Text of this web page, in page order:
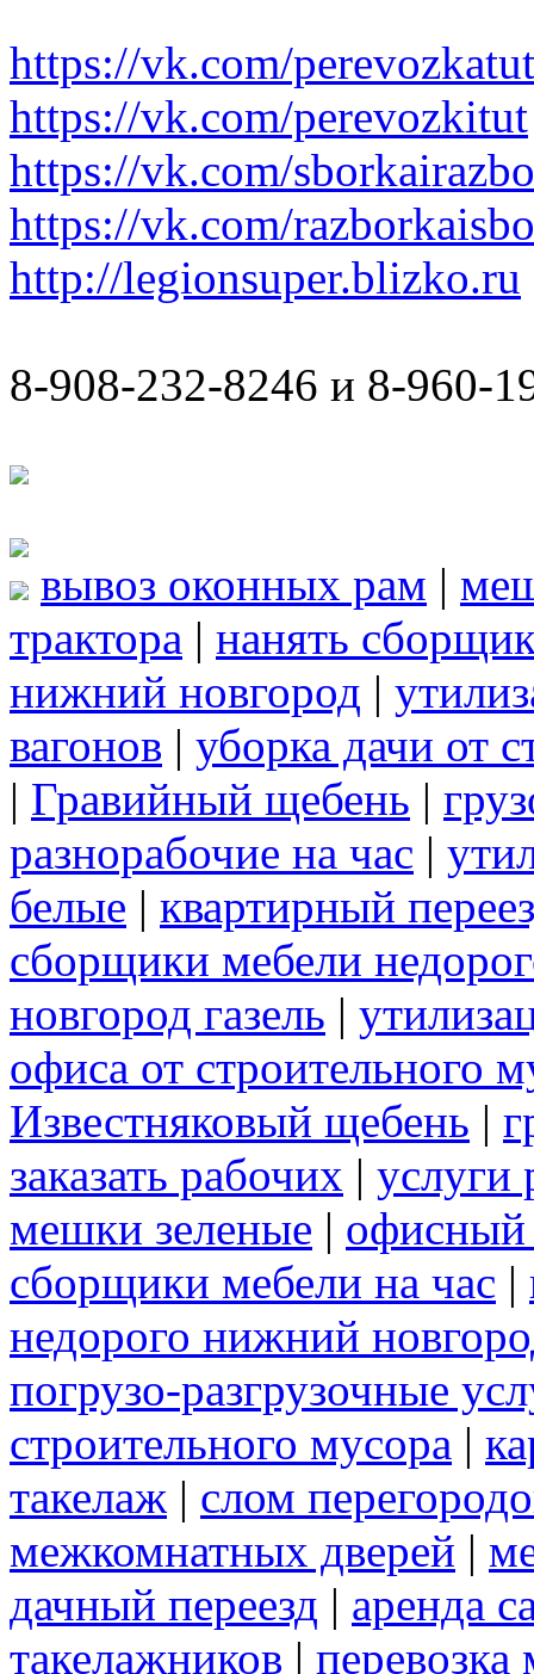
https://vk.com/perevozkatut
https://vk.com/perevozkitut
https://vk.com/
https://vk.com/
http://legionsuper.blizko.ru
8-908-232-8246 и 8-960-
вывоз оконных рам |
трактора | нанять
нижний новгород |
вагонов | уборка дачи от
| Гравийный щебень |
разнорабочие на час |
белые | квартирный
сборщики мебели
новгород газель |
офиса от строительного
Известняковый щебень |
заказать рабочих | услуги
мешки зеленые | офисный
сборщики мебели на час |
недорого нижний
погрузо-разгрузочные
строительного мусора |
такелаж | слом
межкомнатных дверей |
дачный переезд | аренда
такелажников |